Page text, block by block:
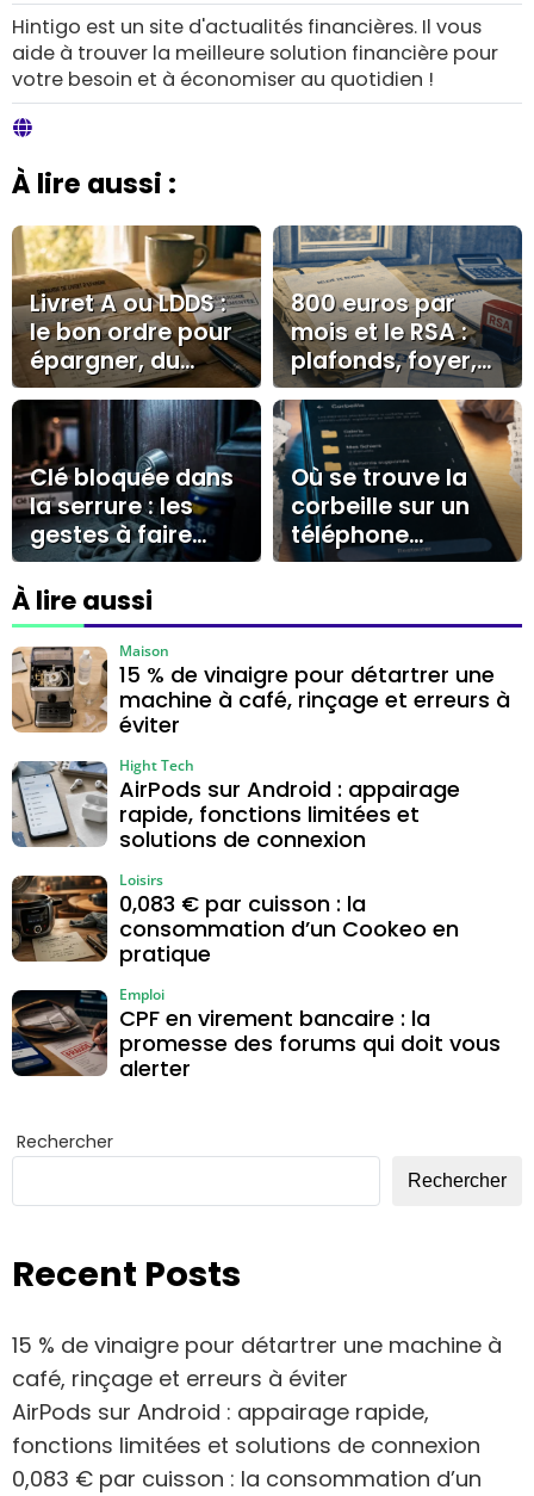
Hintigo est un site d'actualités financières. Il vous
aide à trouver la meilleure solution financière pour
votre besoin et à économiser au quotidien !
À lire aussi :
Livret A ou LDDS :
le bon ordre pour
épargner, du
plafond aux
alternatives
800 euros par
mois et le RSA :
plafonds, foyer,
forfait logement
Clé bloquée dans
la serrure : les
gestes à faire
sans casser le
cylindre
Où se trouve la
corbeille sur un
téléphone
portable ?
Fichiers, Files by
À lire aussi
15 % de vinaigre pour détartrer une
machine à café, rinçage et erreurs à
éviter
Maison
AirPods sur Android : appairage
rapide, fonctions limitées et
solutions de connexion
Hight Tech
0,083 € par cuisson : la
consommation d’un Cookeo en
pratique
Loisirs
CPF en virement bancaire : la
promesse des forums qui doit vous
alerter
Emploi
Rechercher
Rechercher
Recent Posts
15 % de vinaigre pour détartrer une machine à
café, rinçage et erreurs à éviter
AirPods sur Android : appairage rapide,
fonctions limitées et solutions de connexion
0,083 € par cuisson : la consommation d’un